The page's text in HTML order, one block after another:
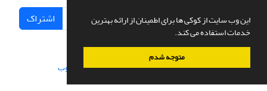
این وب سایت از کوکی ها برای اطمینان از ارائه بهترین
خدمات استفاده می کند.
متوجه شدم
اشتراک
سامانه مدیریت نشریات علمی.طراحی و پیاده سازی از سیناوب